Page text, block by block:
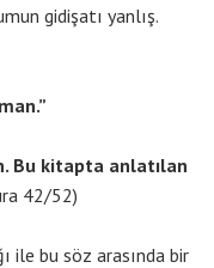
gidişatı yanlış.
Bu kitapta anlatılan
42/52)
ile bu söz arasında bir